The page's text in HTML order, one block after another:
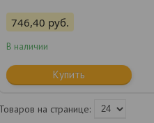
746,40 руб.
В наличии
Купить